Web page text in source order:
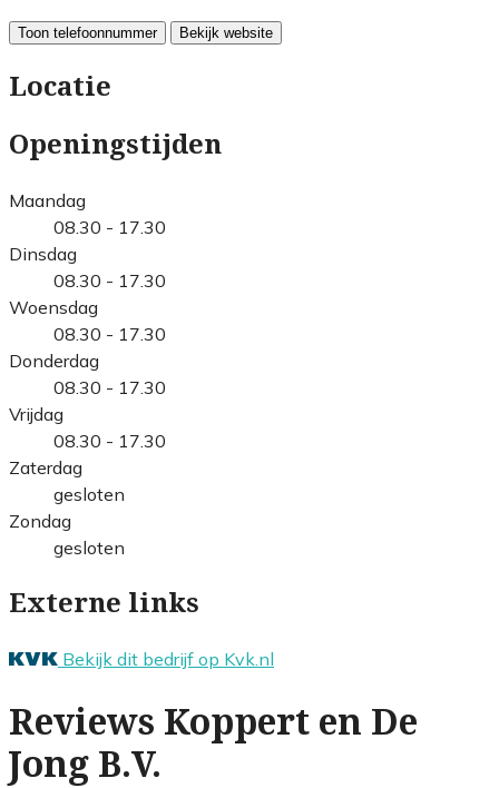
Toon telefoonnummer Bekijk website
Locatie
Openingstijden
Maandag
08.30 - 17.30
Dinsdag
08.30 - 17.30
Woensdag
08.30 - 17.30
Donderdag
08.30 - 17.30
Vrijdag
08.30 - 17.30
Zaterdag
gesloten
Zondag
gesloten
Externe links
Bekijk dit bedrijf op Kvk.nl
Reviews Koppert en De
Jong B.V.